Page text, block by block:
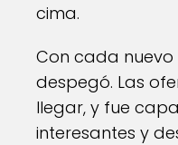
cima.
Con cada
despegó. Las
llegar, y fue
interesantes y